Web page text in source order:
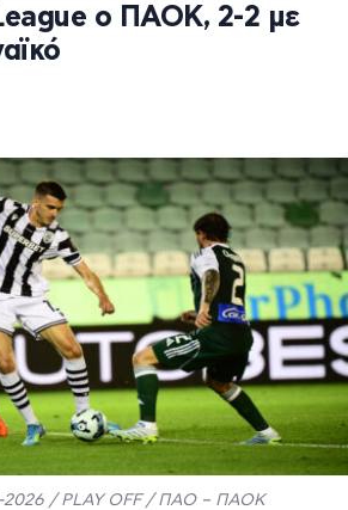
ο ΠΑΟΚ, 2-2 με
2026 / PLAY OFF / ΠΑΟ – ΠΑΟΚ